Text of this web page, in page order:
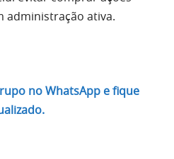
administração ativa.
no WhatsApp e fique